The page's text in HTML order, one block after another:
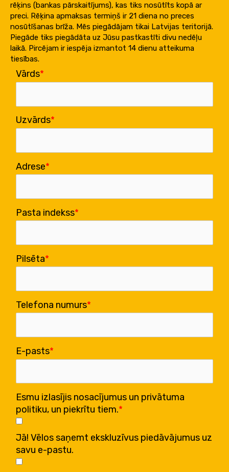
rēķins (bankas pārskaitījums), kas tiks nosūtīts kopā ar
preci. Rēķina apmaksas termiņš ir 21 diena no preces
nosūtīšanas brīža. Mēs piegādājam tikai Latvijas teritorijā.
Piegāde tiks piegādāta uz Jūsu pastkastīti divu nedēļu
laikā. Pircējam ir iespēja izmantot 14 dienu atteikuma
tiesības.
Vārds
Uzvārds
Adrese
Pasta indekss
Pilsēta
Telefona numurs
E-pasts
Esmu izlasījis nosacījumus un privātuma
politiku, un piekrītu tiem.
Jā! Vēlos saņemt ekskluzīvus piedāvājumus uz
savu e-pastu.